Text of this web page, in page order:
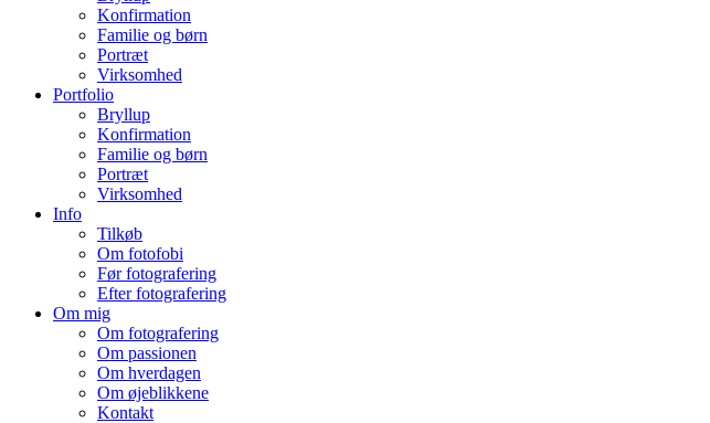
Konfirmation
Familie og børn
Portræt
Virksomhed
Portfolio
Bryllup
Konfirmation
Familie og børn
Portræt
Virksomhed
Info
Tilkøb
Om fotofobi
Før fotografering
Efter fotografering
Om mig
Om fotografering
Om passionen
Om hverdagen
Om øjeblikkene
Kontakt